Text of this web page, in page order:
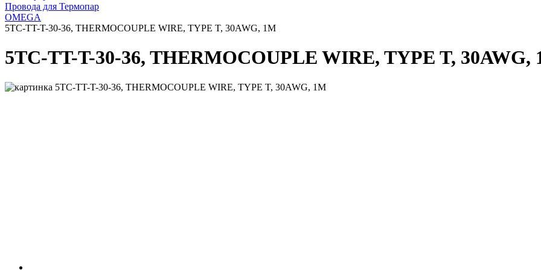
Провода для Термопар
OMEGA
5TC-TT-T-30-36, THERMOCOUPLE WIRE, TYPE T, 30AWG, 1M
5TC-TT-T-30-36, THERMOCOUPLE WIRE, TYPE T, 30AWG,